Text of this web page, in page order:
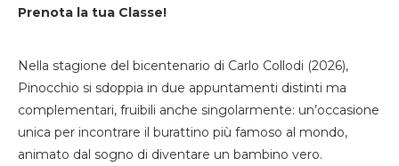
Prenota la tua Classe!
Nella stagione del bicentenario di Carlo Collodi (2026),
Pinocchio si sdoppia in due appuntamenti distinti ma
complementari, fruibili anche singolarmente: un’occasione
unica per incontrare il burattino più famoso al mondo,
animato dal sogno di diventare un bambino vero.